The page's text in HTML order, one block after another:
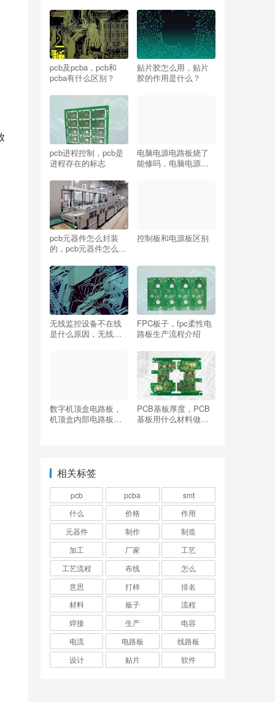
pcb及pcba，pcb和
pcba有什么区别？
贴片胶怎么用，贴片
胶的作用是什么？
pcb进程控制，pcb是
进程存在的标志
电脑电源电路板烧了
能修吗，电脑电源电
pcb元器件怎么封装
的，pcb元器件怎么封
控制板和电源板区别
无线监控设备不在线
是什么原因，无线视
FPC板子，fpc柔性电
路板生产流程介绍
数字机顶盒电路板，
机顶盒内部电路板结
PCB基板厚度，PCB
基板用什么材料做
相关标签
pcb pcba
smt
什么
价格
作用
元器件
制作
制造
加工
厂家
工艺
工艺流程
布线
怎么
意思
打样
排名
材料
板子
流程
焊接
生产
电容
电流
电路板
线路板
设计
贴片 软件